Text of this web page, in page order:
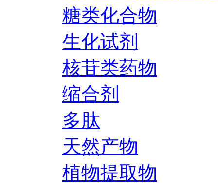
糖类化合物
生化试剂
核苷类药物
缩合剂
多肽
天然产物
植物提取物